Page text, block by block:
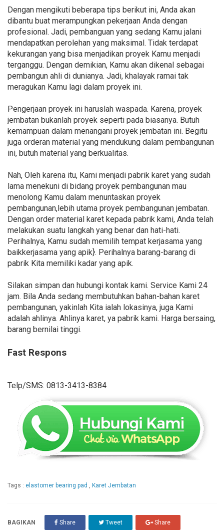
Dengan mengikuti beberapa tips berikut ini, Anda akan
dibantu buat merampungkan pekerjaan Anda dengan
profesional. Jadi, pembanguan yang sedang Kamu jalani
mendapatkan perolehan yang maksimal. Tidak terdapat
kekurangan yang bisa menjadikan proyek Kamu menjadi
terganggu. Dengan demikian, Kamu akan dikenal sebagai
pembangun ahli di dunianya. Jadi, khalayak ramai tak
meragukan Kamu lagi dalam proyek ini.
Pengerjaan proyek ini haruslah waspada. Karena, proyek
jembatan bukanlah proyek seperti pada biasanya. Butuh
kemampuan dalam menangani proyek jembatan ini. Begitu
juga orderan material yang mendukung dalam pembangunan
ini, butuh material yang berkualitas.
Nah, Oleh karena itu, Kami menjadi pabrik karet yang sudah
lama menekuni di bidang proyek pembangunan mau
menolong Kamu dalam menuntaskan proyek
pembangunan,lebih utama proyek pembangunan jembatan.
Dengan order material karet kepada pabrik kami, Anda telah
melakukan suatu langkah yang benar dan hati-hati.
Perihalnya, Kamu sudah memilih tempat kerjasama yang
baikkerjasama yang apik}. Perihalnya barang-barang di
pabrik Kita memiliki kadar yang apik.
Silakan simpan dan hubungi kontak kami. Service Kami 24
jam. Bila Anda sedang membutuhkan bahan-bahan karet
pembangunan, yakinlah Kita ialah lokasinya, juga Kami
adalah ahlinya. Ahlinya karet, ya pabrik kami. Harga bersaing,
barang bernilai tinggi.
Fast Respons
Telp/SMS: 0813-3413-8384
Tags : elastomer bearing pad , Karet Jembatan
BAGIKAN Share Tweet Share